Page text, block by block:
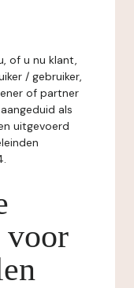
of u nu klant,
/ gebruiker,
of partner
als
uitgevoerd